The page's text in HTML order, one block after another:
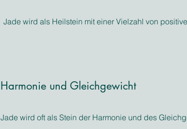
Jade wird als Heilstein mit einer Vielzahl von
Harmonie und Gleichgewicht
Jade wird oft als Stein der Harmonie und des